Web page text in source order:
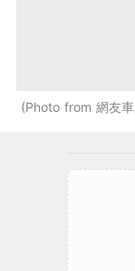
Photo from 網友